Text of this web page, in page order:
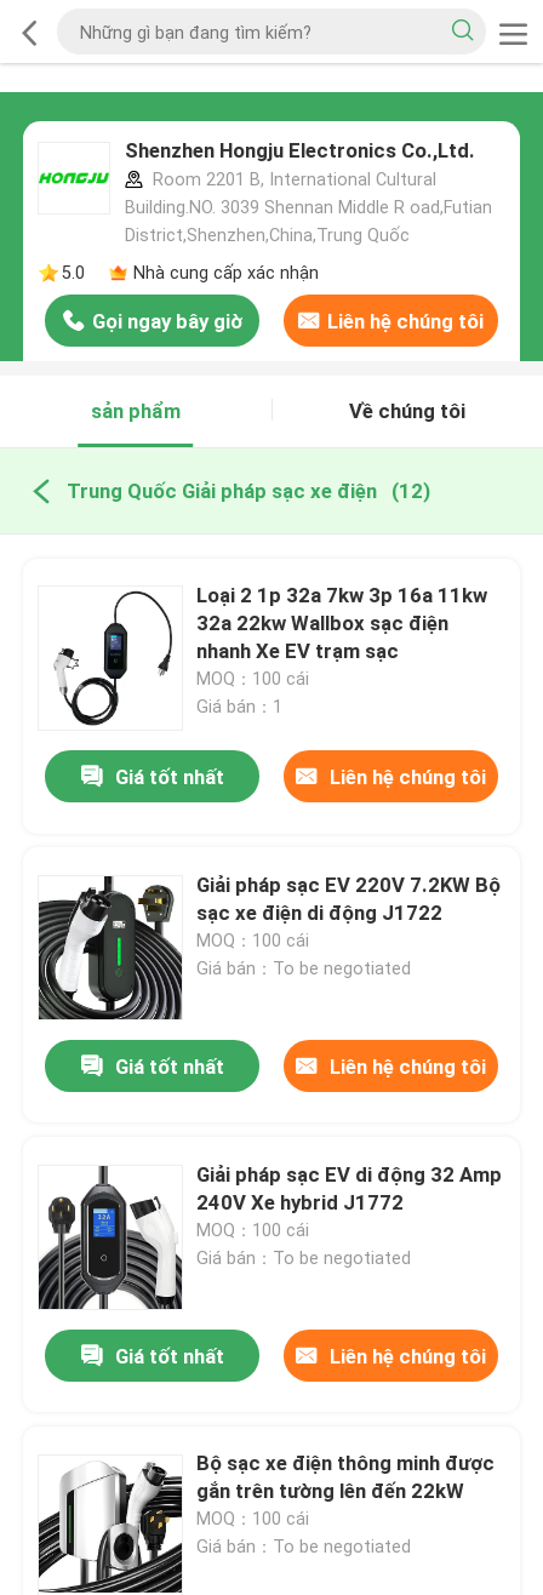
Shenzhen Hongju Electronics Co.,Ltd.
Room 2201 B, International Cultural
Building.NO. 3039 Shennan Middle R oad,Futian
District,Shenzhen,China,Trung Quốc
5.0
Nhà cung cấp xác nhận
Gọi ngay bây giờ Liên hệ chúng tôi
sản phẩm Về chúng tôi
Trung Quốc Giải pháp sạc xe điện (12)
Loại 2 1p 32a 7kw 3p 16a 11kw
32a 22kw Wallbox sạc điện
nhanh Xe EV trạm sạc
MOQ：100 cái
Giá bán：1
Giá tốt nhất Liên hệ chúng tôi
Giải pháp sạc EV 220V 7.2KW Bộ
sạc xe điện di động J1722
MOQ：100 cái
Giá bán：To be negotiated
Giá tốt nhất Liên hệ chúng tôi
Giải pháp sạc EV di động 32 Amp
240V Xe hybrid J1772
MOQ：100 cái
Giá bán：To be negotiated
Giá tốt nhất Liên hệ chúng tôi
Bộ sạc xe điện thông minh được
gắn trên tường lên đến 22kW
MOQ：100 cái
Giá bán：To be negotiated